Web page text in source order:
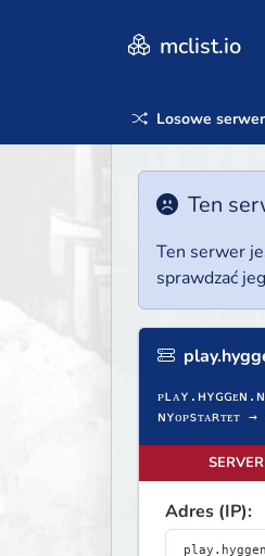
mclist.io
Losowe
Ten
Ten serwer
sprawdzać
ɴʏᴏᴘѕᴛᴀʀᴛᴇᴛ
Adres (IP):